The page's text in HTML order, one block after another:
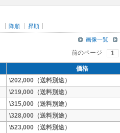
降順 昇順
画像一覧
前のページ 1
価格
\202,000（送料別途）
\219,000（送料別途）
\315,000（送料別途）
\328,000（送料別途）
\523,000（送料別途）